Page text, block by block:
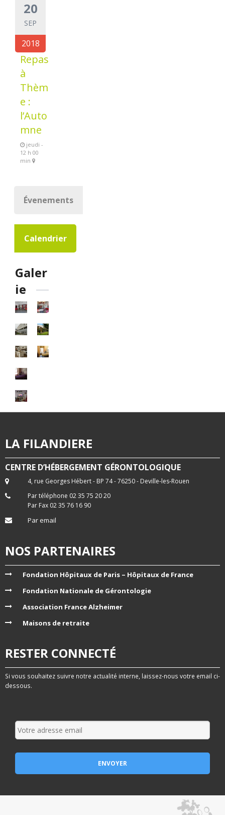
20
SEP
2018
Repas
à
Thèm
e :
l’Auto
mne
jeudi -
12 h 00
min
Évenements
Calendrier
Galer
ie
LA FILANDIERE
CENTRE D’HÉBERGEMENT GÉRONTOLOGIQUE
4, rue Georges Hébert - BP 74 - 76250 - Deville-les-Rouen
Par téléphone 02 35 75 20 20
Par Fax 02 35 76 16 90
Par email
NOS PARTENAIRES
Fondation Hôpitaux de Paris – Hôpitaux de France
Fondation Nationale de Gérontologie
Association France Alzheimer
Maisons de retraite
RESTER CONNECTÉ
Si vous souhaitez suivre notre actualité interne, laissez-nous votre email ci-
dessous.